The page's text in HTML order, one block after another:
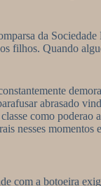
da
filhos. Quando
abrasado
como poderao
nesses momentos
com a botoeira